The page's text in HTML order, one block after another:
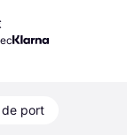
de port